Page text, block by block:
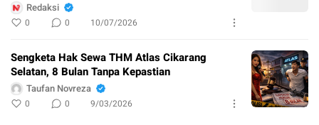
Redaksi
0 0 10/07/2026
Sengketa Hak Sewa THM Atlas Cikarang
Selatan, 8 Bulan Tanpa Kepastian
Taufan Novreza
0 0 9/03/2026